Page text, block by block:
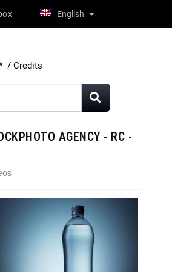
English
(s) - 0.00 €* / Credits
AGENCY - RC -